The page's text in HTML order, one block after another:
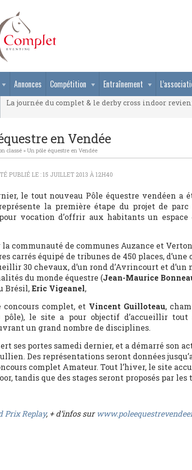
Annonces Compétition Entraînement
La journée du complet & le derby cross indoor
La journée du complet & le derby cross indoor
en Vendée
classé » Un pôle équestre en Vendée
PUBLIÉ LE : 15 JUILLET 2013 À 12H40
le tout nouveau Pôle équestre vendéen a
la première étape du projet de
vocation d’offrir aux habitants un espace
communauté de communes Auzance et
carrés équipé de tribunes de 450 places,
30 chevaux, d’un rond d’Avrincourt et
du monde équestre (Jean-Maurice
Brésil,Eric Vigeanel,
concours complet, et Vincent Guilloteau,
le site a pour objectif d’accueillir tout
un grand nombre de disciplines.
ses portes samedi dernier, et a démarré son
Des représentations seront données
complet Amateur. Tout l’hiver, le site
tandis que des stages seront proposés par
Prix Replay, + d’infos sur